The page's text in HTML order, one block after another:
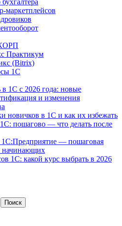
маркетплейсов
Практикум
(Bitrix)
1С
в 1С с 2026 года: новые
и изменения
новичков в 1С и как их избежать
пошагово — что делать после
1С:Предприятие — пошаговая
начинающих
1С: какой курс выбрать в 2026